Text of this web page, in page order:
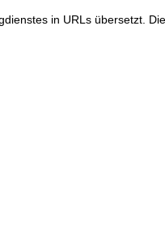
in URLs übersetzt.